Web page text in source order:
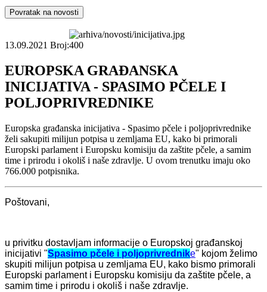
Povratak na novosti
13.09.2021 Broj:400
EUROPSKA GRAĐANSKA
INICIJATIVA - SPASIMO PČELE I
POLJOPRIVREDNIKE
Europska građanska inicijativa - Spasimo pčele i poljoprivrednike
želi sakupiti milijun potpisa u zemljama EU, kako bi primorali
Europski parlament i Europsku komisiju da zaštite pčele, a samim
time i prirodu i okoliš i naše zdravlje. U ovom trenutku imaju oko
766.000 potpisnika.
Poštovani,
u privitku dostavljam informacije o Europskoj građanskoj
inicijativi "Spasimo pčele i poljoprivrednike" kojom želimo
skupiti milijun potpisa u zemljama EU, kako bismo primorali
Europski parlament i Europsku komisiju da zaštite pčele, a
samim time i prirodu i okoliš i naše zdravlje.